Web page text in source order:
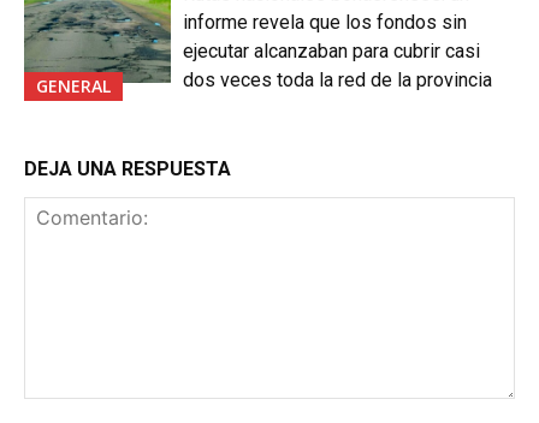
GENERAL
informe revela que los fondos sin
ejecutar alcanzaban para cubrir casi
dos veces toda la red de la provincia
DEJA UNA RESPUESTA